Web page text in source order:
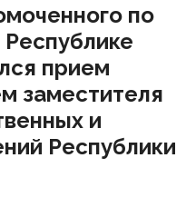
по
прием
заместителя
и
Республики